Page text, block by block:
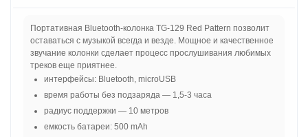
Портативная Bluetooth-колонка TG-129 Red Pattern позволит
оставаться с музыкой всегда и везде. Мощное и качественное
звучание колонки сделает процесс прослушивания любимых
треков еще приятнее.
интерфейсы: Bluetooth, microUSB
время работы без подзаряда — 1,5-3 часа
радиус поддержки — 10 метров
емкость батареи: 500 mAh